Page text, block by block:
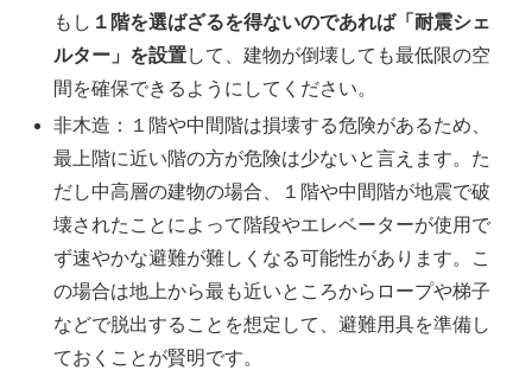
もし １階を選ばざるを得ないのであれば「耐震シェ
ルター」を設置して、建物が倒壊しても最低限の空
間を確保できるようにしてください。
非木造：１階や中間階は損壊する危険があるため、
最上階に近い階の方が危険は少ないと言えます。た
だし中高層の建物の場合、１階や中間階が地震で破
壊されたことによって階段やエレベーターが使用で
ず速やかな避難が難しくなる可能性があります。こ
の場合は地上から最も近いところからロープや梯子
などで脱出することを想定して、避難用具を準備し
ておくことが賢明です。